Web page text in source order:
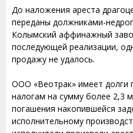
До наложения ареста
переданы должниками-
Колымский аффинажный
последующей реализации,
продажу не удалось.
ООО «Веотрак» имеет долги
налогам на сумму более 2,3
погашения накопившейся
исполнительному